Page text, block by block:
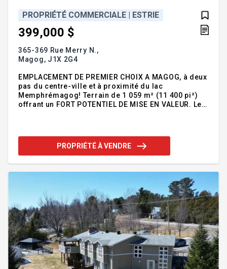
PROPRIÉTÉ COMMERCIALE | ESTRIE
399,000 $
365-369 Rue Merry N.,
Magog, J1X 2G4
EMPLACEMENT DE PREMIER CHOIX A MAGOG, à deux
pas du centre-ville et à proximité du lac
Memphrémagog! Terrain de 1 059 m² (11 400 pi²)
offrant un FORT POTENTIEL DE MISE EN VALEUR. Le
repenser entièrement le site OU d'envisager un
nouveau projet de construction, selon la
de 424 000 $. Reprise de finance. Addenda :-Vente
dans le cadre d'une reprise de
PROPRIÉTÉ À VENDRE